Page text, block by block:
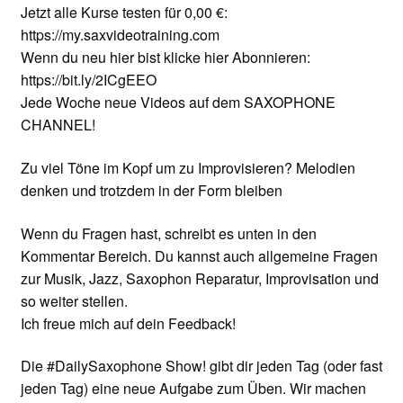
Jetzt alle Kurse testen für 0,00 €:
https://my.saxvideotraining.com
Wenn du neu hier bist klicke hier Abonnieren:
https://bit.ly/2ICgEEO
Jede Woche neue Videos auf dem SAXOPHONE
CHANNEL!
Zu viel Töne im Kopf um zu Improvisieren? Melodien
denken und trotzdem in der Form bleiben
Wenn du Fragen hast, schreibt es unten in den
Kommentar Bereich. Du kannst auch allgemeine Fragen
zur Musik, Jazz, Saxophon Reparatur, Improvisation und
so weiter stellen.
Ich freue mich auf dein Feedback!
Die #DailySaxophone Show! gibt dir jeden Tag (oder fast
jeden Tag) eine neue Aufgabe zum Üben. Wir machen